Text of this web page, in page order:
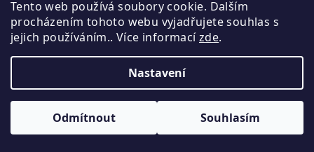
Tento web používá soubory cookie. Dalším
procházením tohoto webu vyjadřujete souhlas s
jejich používáním.. Více informacízde.
Nastavení
Odmítnout Souhlasím
RAFAEL HYGIENE, s. r. o.
Sokolovská 428/130, 186 00 Praha 8
IČO 03551211
Obchodní podmínky
Podmínky ochrany osobních údajů